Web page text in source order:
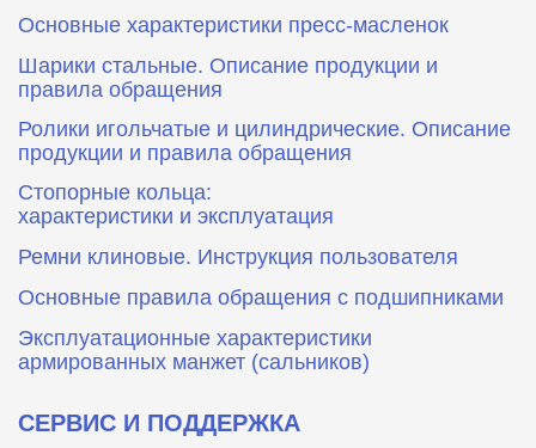
Основные характеристики пресс‑масленок
Шарики стальные. Описание продукции и
правила обращения
Ролики игольчатые и цилиндрические. Описание
продукции и правила обращения
Стопорные кольца:
характеристики и эксплуатация
Ремни клиновые. Инструкция пользователя
Основные правила обращения с подшипниками
Эксплуатационные характеристики
армированных манжет (сальников)
СЕРВИС И ПОДДЕРЖКА